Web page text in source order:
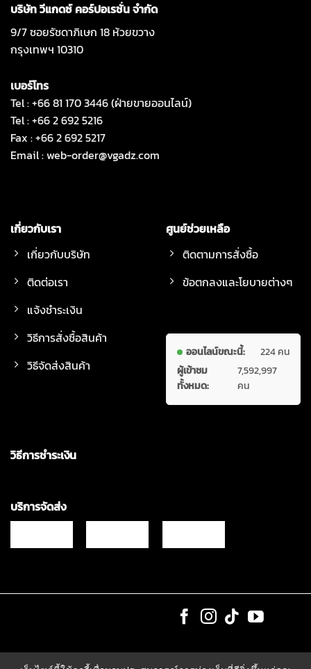
บริษัท วีแกดซ์ คอร์ปอเรชั่น จำกัด
9/7 ซอยรัชดาภิเษก 18 ห้วยขวาง
กรุงเทพฯ 10310
เบอร์โทร
Tel : +66 81 170 3446 (ฝ่ายขายออนไลน์)
Tel : +66 2 692 5216
Fax : +66 2 692 5217
Email :web-order@vgadz.com
เกี่ยวกับเรา
เกี่ยวกับบริษัท
ติดต่อเรา
แจ้งชำระเงิน
วิธีการสั่งซื้อสินค้า
วิธีจัดส่งสินค้า
ศูนย์ช่วยเหลือ
ติดตามการสั่งซื้อ
ข้อตกลงและโยบายต่างๆ
ออนไลน์ขณะนี้:
224 คน
ผู้เข้าชม
ทั้งหมด:
7,592,997
คน
วิธีการชำระเงิน
บริการจัดส่ง